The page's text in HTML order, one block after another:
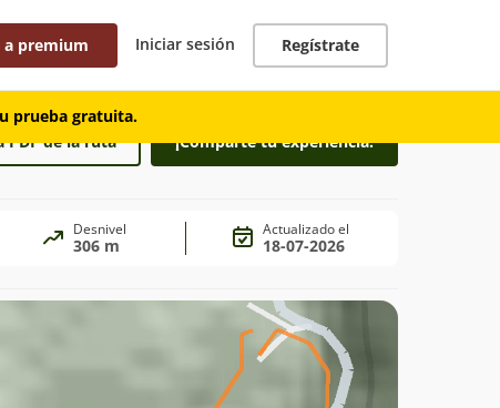
a premium Iniciar sesión Regístrate
prueba gratuita.
PDF de la ruta ¡Comparte tu experiencia!
Desnivel
306 m
Actualizado el
18-07-2026